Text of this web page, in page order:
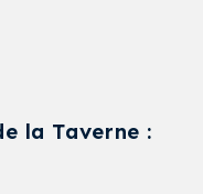
la Taverne :